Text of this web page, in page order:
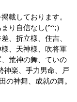
載しております。
り自信なし(^^;）
、折立様、住吉、
、天神様、吹将軍
荒神の舞、ていの
神楽、手力男命、戸
の神舞、成就の舞。